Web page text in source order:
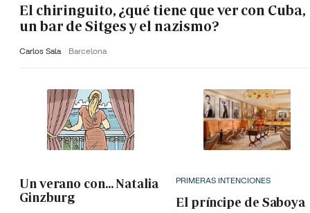
El chiringuito, ¿qué tiene que ver con Cuba,
un bar de Sitges y el nazismo?
Carlos Sala Barcelona
Un verano con... Natalia
Ginzburg
PRIMERAS INTENCIONES
El príncipe de Saboya